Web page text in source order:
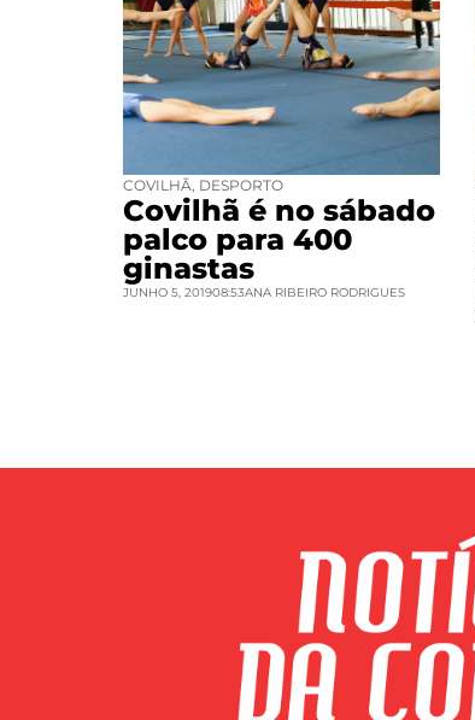
COVILHÃ DESPORTO
Covilhã é no sábado
palco para 400
ginastas
JUNHO 5, 201908:53ANA RIBEIRO RODRIGUES